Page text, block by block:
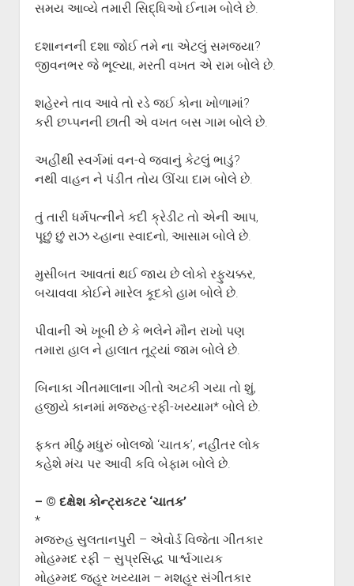
સમય આવ્યે તમારી સિદ્ધિઓ ઈનામ બોલે છે.
દશાનનની દશા જોઈ તમે ના એટલું સમજ્યા?
જીવનભર જે ભૂલ્યા, મરતી વખત એ રામ બોલે છે.
શહેરને તાવ આવે તો રડે જઈ કોના ખોળામાં?
કરી છપ્પનની છાતી એ વખત બસ ગામ બોલે છે.
અહીંથી સ્વર્ગમાં વન-વે જવાનું કેટલું ભાડું?
નથી વાહન ને પંડીત તોય ઊંચા દામ બોલે છે.
તું તારી ધર્મપત્નીને કદી ક્રેડીટ તો એની આપ,
પૂછું છું રાઝ ચ્હાના સ્વાદનો, આસામ બોલે છે.
મુસીબત આવતાં થઈ જાય છે લોકો રફુચક્કર,
બચાવવા કોઈને મારેલ કૂદકો હામ બોલે છે.
પીવાની એ ખૂબી છે કે ભલેને મૌન રાખો પણ
તમારા હાલ ને હાલાત તૂટ્યાં જામ બોલે છે.
બિનાકા ગીતમાલાના ગીતો અટકી ગયા તો શું,
હજીયે કાનમાં મજરુહ-રફી-ખય્યામ* બોલે છે.
ફકત મીઠું મધુરું બોલજો ‘ચાતક’, નહીંતર લોક
કહેશે મંચ પર આવી કવિ બેફામ બોલે છે.
– © દક્ષેશ કોન્ટ્રાકટર ‘ચાતક’
*
મજરુહ સુલતાનપુરી – એવોર્ડ વિજેતા ગીતકાર
મોહમ્મદ રફી – સુપ્રસિદ્ધ પાર્શ્વગાયક
મોહમ્મદ જહૂર ખય્યામ – મશહૂર સંગીતકાર